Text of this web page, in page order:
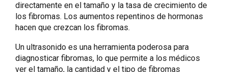
directamente en el tamaño y la tasa de crecimiento de
los fibromas. Los aumentos repentinos de hormonas
hacen que crezcan los fibromas.
Un ultrasonido es una herramienta poderosa para
diagnosticar fibromas, lo que permite a los médicos
ver el tamaño, la cantidad y el tipo de fibromas